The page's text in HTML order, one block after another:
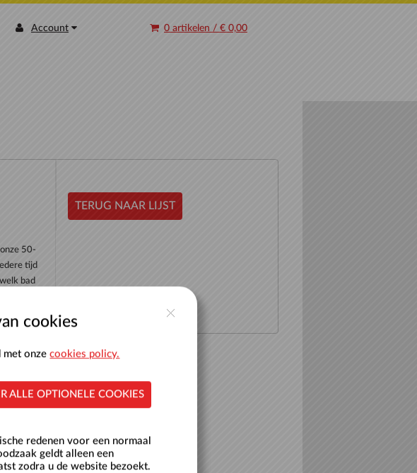
Account 0 artikelen / € 0,00
50-
tijd
bad
TERUG NAAR LIJST
cookies
met onzecookies policy.
ALLE OPTIONELE COOKIES
redenen voor een normaal
geldt alleen een
zodra u de website bezoekt.